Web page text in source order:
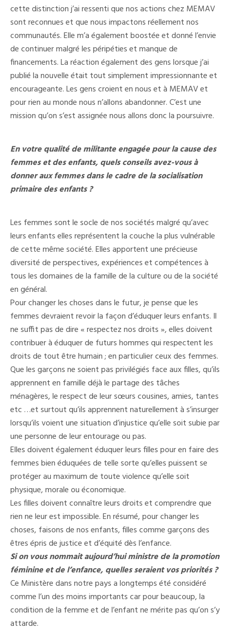
cette distinction j’ai ressenti que nos actions chez MEMAV
sont reconnues et que nous impactons réellement nos
communautés. Elle m’a également boostée et donné l’envie
de continuer malgré les péripéties et manque de
financements. La réaction également des gens lorsque j’ai
publié la nouvelle était tout simplement impressionnante et
encourageante. Les gens croient en nous et à MEMAV et
pour rien au monde nous n’allons abandonner. C’est une
mission qu’on s’est assignée nous allons donc la poursuivre.
En votre qualité de militante engagée pour la cause des
femmes et des enfants, quels conseils avez-vous à
donner aux femmes dans le cadre de la socialisation
primaire des enfants ?
Les femmes sont le socle de nos sociétés malgré qu’avec
leurs enfants elles représentent la couche la plus vulnérable
de cette même société. Elles apportent une précieuse
diversité de perspectives, expériences et compétences à
tous les domaines de la famille de la culture ou de la société
en général.
Pour changer les choses dans le futur, je pense que les
femmes devraient revoir la façon d’éduquer leurs enfants. Il
ne suffit pas de dire « respectez nos droits », elles doivent
contribuer à éduquer de futurs hommes qui respectent les
droits de tout être humain ; en particulier ceux des femmes.
Que les garçons ne soient pas privilégiés face aux filles, qu’ils
apprennent en famille déjà le partage des tâches
ménagères, le respect de leur sœurs cousines, amies, tantes
etc …et surtout qu’ils apprennent naturellement à s’insurger
lorsqu’ils voient une situation d’injustice qu’elle soit subie par
une personne de leur entourage ou pas.
Elles doivent également éduquer leurs filles pour en faire des
femmes bien éduquées de telle sorte qu’elles puissent se
protéger au maximum de toute violence qu’elle soit
physique, morale ou économique.
Les filles doivent connaître leurs droits et comprendre que
rien ne leur est impossible. En résumé, pour changer les
choses, faisons de nos enfants, filles comme garçons des
êtres épris de justice et d’équité dès l’enfance.
Si on vous nommait aujourd’hui ministre de la promotion
féminine et de l’enfance, quelles seraient vos priorités ?
Ce Ministère dans notre pays a longtemps été considéré
comme l’un des moins importants car pour beaucoup, la
condition de la femme et de l’enfant ne mérite pas qu’on s’y
attarde.